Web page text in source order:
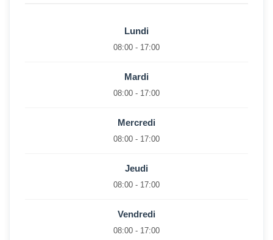
Lundi
08:00 - 17:00
Mardi
08:00 - 17:00
Mercredi
08:00 - 17:00
Jeudi
08:00 - 17:00
Vendredi
08:00 - 17:00